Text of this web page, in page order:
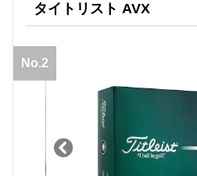
タイトリスト AVX
No.2